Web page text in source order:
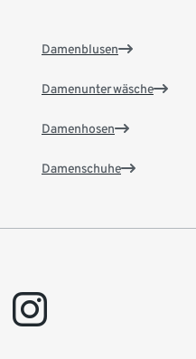
Damenblusen
Damenunterwäsche
Damenhosen
Damenschuhe
instagram